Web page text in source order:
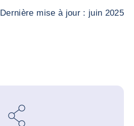
Dernière mise à jour : juin 2025